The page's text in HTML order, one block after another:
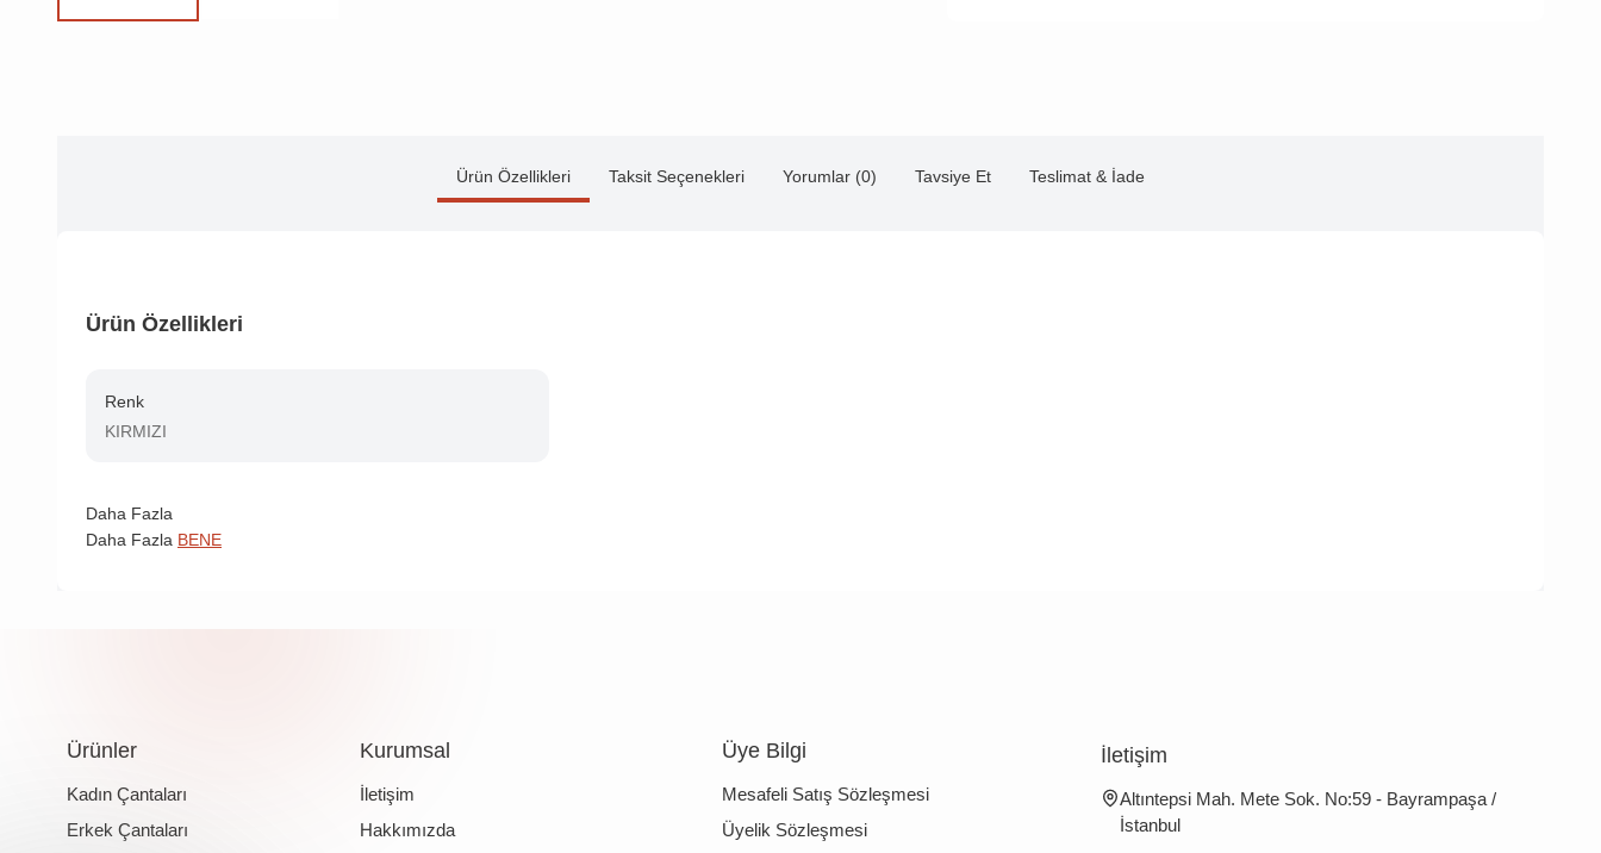
Ürün Özellikleri Taksit Seçenekleri Yorumlar (0) Tavsiye Et Teslimat & İade
Ürün Özellikleri
Renk
KIRMIZI
Daha Fazla
Daha Fazla BENE
Ürünler
Kadın Çantaları
Erkek Çantaları
Kurumsal
İletişim
Hakkımızda
Üye Bilgi
Mesafeli Satış Sözleşmesi
Üyelik Sözleşmesi
İletişim
Altıntepsi Mah. Mete Sok. No:59 - Bayrampaşa /
İstanbul